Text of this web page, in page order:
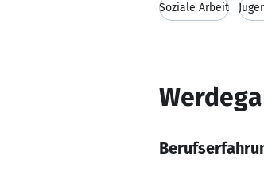
Soziale Arbeit